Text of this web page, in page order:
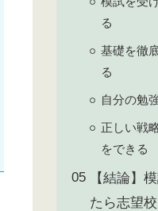
る
基礎を徹
る
自分の勉
正しい戦
をできる
【結論】
たら志望